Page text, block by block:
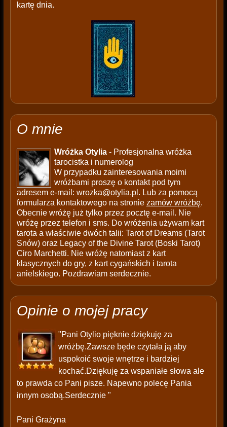
kartę dnia.
O mnie
Wróżka Otylia- Profesjonalna wróżka
tarocistka i numerolog
W przypadku zainteresowania moimi
wróżbami proszę o kontakt pod tym
adresem e-mail: wrozka@otylia.pl . Lub za pomocą
formularza kontaktowego na stronie zamów wróżbę.
Obecnie wróżę już tylko przez pocztę e-mail. Nie
wróżę przez telefon i sms. Do wróżenia używam kart
tarota a właściwie dwóch talii: Tarot of Dreams (Tarot
Snów) oraz Legacy of the Divine Tarot (Boski Tarot)
Ciro Marchetti. Nie wróżę natomiast z kart
klasycznych do gry, z kart cygańskich i tarota
anielskiego. Pozdrawiam serdecznie.
Opinie o mojej pracy
"Pani Otylio pięknie dziękuję za
wróżbę.Zawsze będe czytała ją aby
uspokoić swoje wnętrze i bardziej
kochać.Dziękuję za wspaniałe słowa ale
to prawda co Pani pisze. Napewno polecę Pania
innym osobą.Serdecznie "
Pani Grażyna